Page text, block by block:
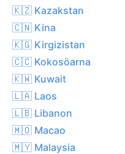
🇰🇿 Kazakstan
🇨🇳 Kina
🇰🇬 Kirgizistan
🇨🇨 Kokosöarna
🇰🇼 Kuwait
🇱🇦 Laos
🇱🇧 Libanon
🇲🇴 Macao
🇲🇾 Malaysia